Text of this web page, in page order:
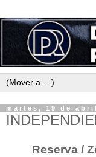
martes, 19 de
Reserva /